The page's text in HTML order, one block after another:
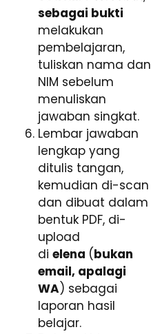
sebagai bukti
melakukan
pembelajaran,
tuliskan nama dan
NIM sebelum
menuliskan
jawaban singkat.
Lembar jawaban
lengkap yang
ditulis tangan,
kemudian di-scan
dan dibuat dalam
bentuk PDF, di-
upload
di elena (bukan
email, apalagi
WA) sebagai
laporan hasil
belajar.